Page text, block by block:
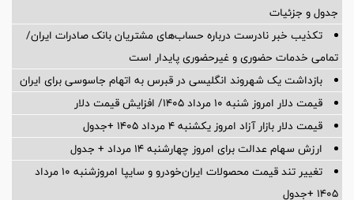
جدول و جزئیات
تکذیب خبر نادرست درباره حساب‌های مشتریان بانک صادرات ایران/
تمامی خدمات حضوری و غیرحضوری پایدار است
بازداشت یک شهروند انگلیسی در قبرس به اتهام جاسوسی برای ایران
قیمت دلار امروز شنبه ۱۰ مرداد ۱۴۰۵/ افزایش قیمت دلار
قیمت دلار بازار آزاد امروز یکشنبه ۴ مرداد ۱۴۰۵ +جدول
ارزش سهام عدالت برای امروز چهارشنبه ۱۴ مرداد + جدول
تغییر تند قیمت محصولات ایران‌خودرو و سایپا امروزشنبه ۱۰ مرداد
۱۴۰۵ +جدول